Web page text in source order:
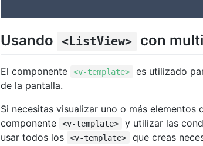
Usando <ListView> con
El componente <v-template>
es utilizado
de la pantalla.
Si necesitas visualizar uno o más
componente
<v-template> y utilizar las
usar todos los
<v-template> que creas